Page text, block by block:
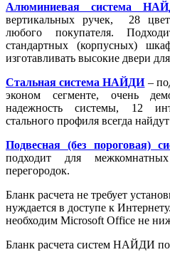
Алюминиевая система
вертикальных ручек, 28
любого покупателя.
стандартных (корпусных)
изготавливать высокие двери
Стальная система НАЙДИ–
эконом сегменте, очень
надежность системы, 12
стального профиля всегда
Подвесная (без пороговая)
подходит для
перегородок.
Бланк расчета не требует
нуждается в доступе к
необходим Microsoft Office не
Бланк расчета систем НАЙДИ